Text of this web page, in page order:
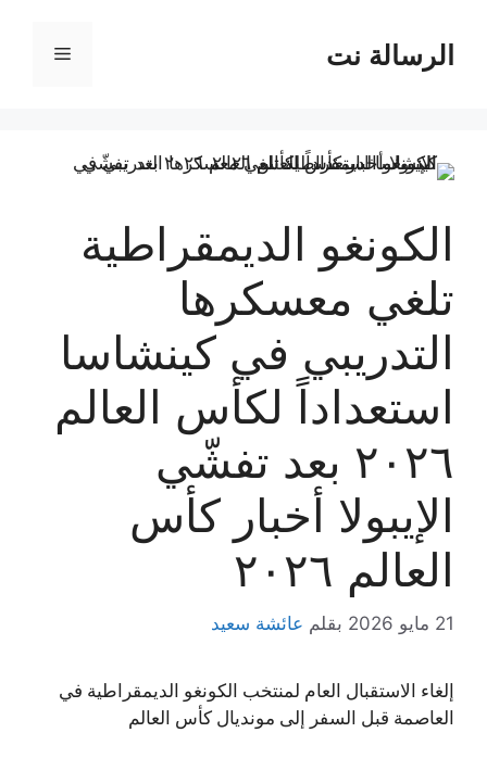
المحتوىالرسالة نت القائمة
الكونغو الديمقراطية
تلغي معسكرها
التدريبي في كينشاسا
استعداداً لكأس العالم
٢٠٢٦ بعد تفشّي
الإيبولا أخبار كأس
العالم ٢٠٢٦
21 مايو 2026 بقلم عائشة سعيد
إلغاء الاستقبال العام لمنتخب الكونغو الديمقراطية في
العاصمة قبل السفر إلى مونديال كأس العالم